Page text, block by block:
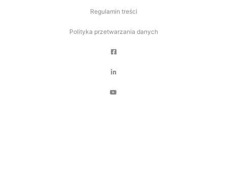
Regulamin treści
Polityka przetwarzania danych